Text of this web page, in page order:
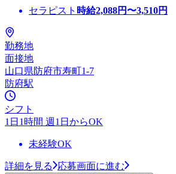
セラピスト 時給2,088円〜3,510円
勤務地
面接地
山口県防府市寿町1-7
防府駅
シフト
1日1時間 週1日からOK
未経験OK
詳細を見る 応募画面に進む